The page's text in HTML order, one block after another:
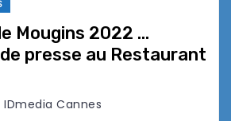
Mougins 2022 …
presse au Restaurant
IDmedia Cannes